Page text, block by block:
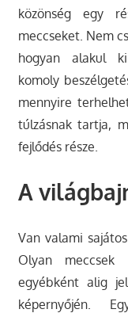
közönség egy
meccseket. Nem
hogyan alakul
komoly
mennyire
túlzásnak tartja,
fejlődés része.
A
Van valami
Olyan meccsek
egyébként alig
képernyőjén.